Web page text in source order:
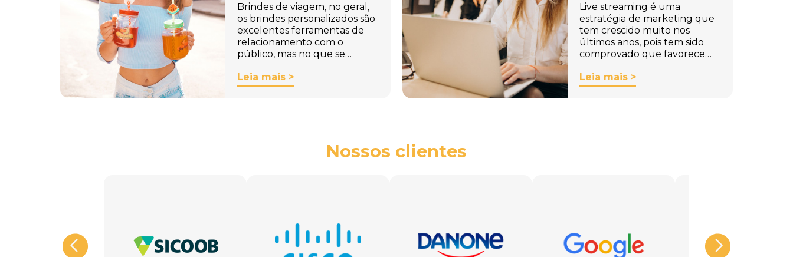
Brindes de viagem, no geral,
os brindes personalizados são
excelentes ferramentas de
relacionamento com o
público, mas no que se…
Leia mais >
Live streaming é uma
estratégia de marketing que
tem crescido muito nos
últimos anos, pois tem sido
comprovado que favorece…
Leia mais >
Nossos clientes